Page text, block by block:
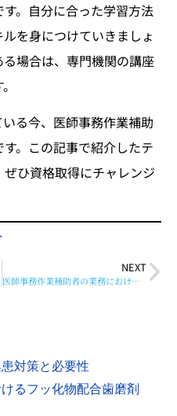
。自分に合った学習方法
を身につけていきましょ
場合は、専門機関の講座
る今、医師事務作業補助
。この記事で紹介したテ
ひ資格取得にチャレンジ
NEXT
医師事務作業補助者の業務における電話対応について
対策と必要性
るフッ化物配合歯磨剤